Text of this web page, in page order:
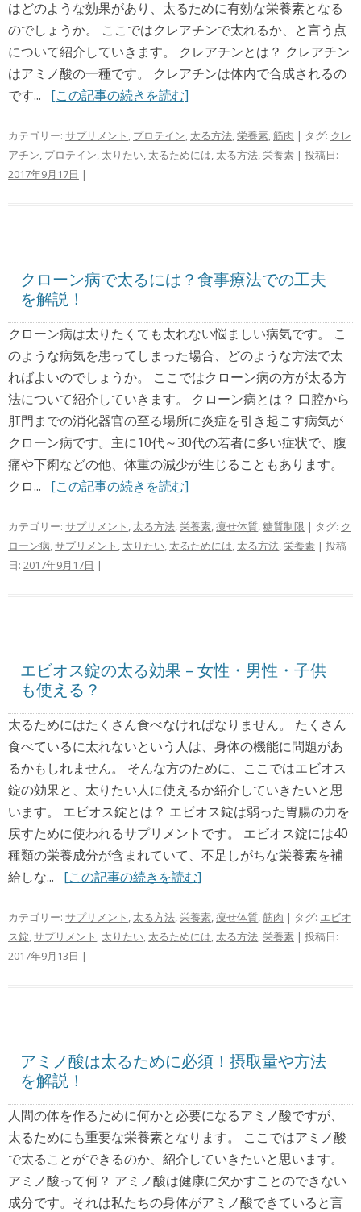
はどのような効果があり、太るために有効な栄養素となる
のでしょうか。 ここではクレアチンで太れるか、と言う点
について紹介していきます。 クレアチンとは？ クレアチン
はアミノ酸の一種です。 クレアチンは体内で合成されるの
です... [この記事の続きを読む]
カテゴリー: サプリメント プロテイン 太る方法 栄養素 筋肉 | タグ: クレ
アチン プロテイン 太りたい 太るためには 太る方法 栄養素 | 投稿日:
2017年9月17日 |
クローン病で太るには？食事療法での工夫
を解説！
クローン病は太りたくても太れない悩ましい病気です。 こ
のような病気を患ってしまった場合、どのような方法で太
ればよいのでしょうか。 ここではクローン病の方が太る方
法について紹介していきます。 クローン病とは？ 口腔から
肛門までの消化器官の至る場所に炎症を引き起こす病気が
クローン病です。主に10代～30代の若者に多い症状で、腹
痛や下痢などの他、体重の減少が生じることもあります。
クロ... [この記事の続きを読む]
カテゴリー: サプリメント 太る方法 栄養素 痩せ体質 糖質制限 | タグ: ク
ローン病 サプリメント 太りたい 太るためには 太る方法 栄養素 | 投稿
日: 2017年9月17日 |
エビオス錠の太る効果 – 女性・男性・子供
も使える？
太るためにはたくさん食べなければなりません。 たくさん
食べているに太れないという人は、身体の機能に問題があ
るかもしれません。 そんな方のために、ここではエビオス
錠の効果と、太りたい人に使えるか紹介していきたいと思
います。 エビオス錠とは？ エビオス錠は弱った胃腸の力を
戻すために使われるサプリメントです。 エビオス錠には40
種類の栄養成分が含まれていて、不足しがちな栄養素を補
給しな... [この記事の続きを読む]
カテゴリー: サプリメント 太る方法 栄養素 痩せ体質 筋肉 | タグ: エビオ
ス錠 サプリメント 太りたい 太るためには 太る方法 栄養素 | 投稿日:
2017年9月13日 |
アミノ酸は太るために必須！摂取量や方法
を解説！
人間の体を作るために何かと必要になるアミノ酸ですが、
太るためにも重要な栄養素となります。 ここではアミノ酸
で太ることができるのか、紹介していきたいと思います。
アミノ酸って何？ アミノ酸は健康に欠かすことのできない
成分です。それは私たちの身体がアミノ酸できていると言